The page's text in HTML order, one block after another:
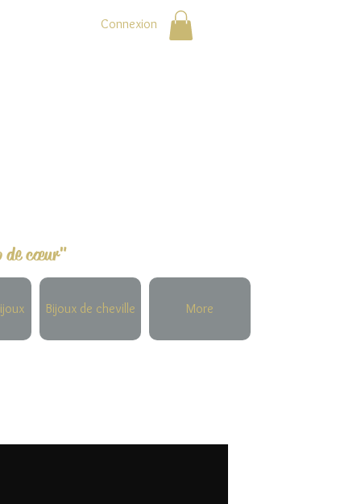
Connexion
de cœur"
Bijoux de cheville More